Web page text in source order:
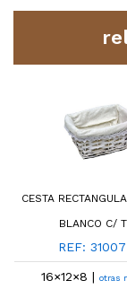
CESTA
BLANCO C/
REF:
16×12×8 | otras